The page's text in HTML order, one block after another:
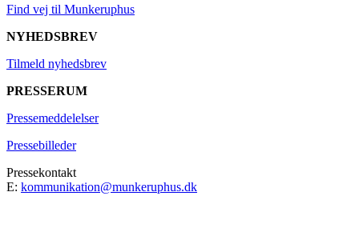
Find vej til Munkeruphus
NYHEDSBREV
Tilmeld nyhedsbrev
PRESSERUM
Pressemeddelelser
Pressebilleder
Pressekontakt
E: kommunikation@munkeruphus.dk